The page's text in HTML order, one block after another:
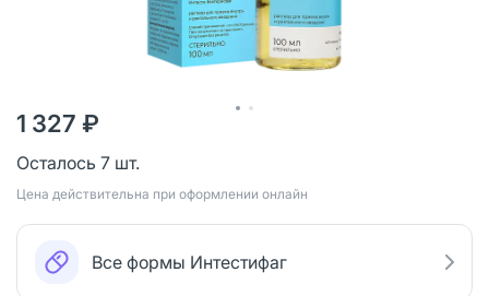
1 327 ₽
Осталось 7 шт.
Цена действительна при оформлении онлайн
Все формы Интестифаг